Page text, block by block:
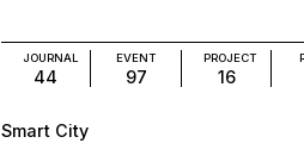
JOURNAL
44
EVENT
97
PROJECT
16
Smart City